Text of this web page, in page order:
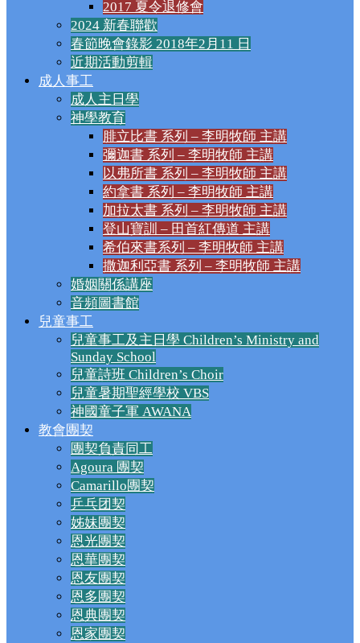
2017 夏令退修會
2024 新春聯歡
春節晚會錄影 2018年2月11 日
近期活動剪輯
成人事工
成人主日學
神學教育
腓立比書 系列 – 李明牧師 主講
彌迦書 系列 – 李明牧師 主講
以弗所書 系列 – 李明牧師 主講
約拿書 系列 – 李明牧師 主講
加拉太書 系列 – 李明牧師 主講
登山寶訓 – 田首紅傳道 主講
希伯來書系列 – 李明牧師 主講
撒迦利亞書 系列 – 李明牧師 主講
婚姻關係講座
音頻圖書館
兒童事工
兒童事工及主日學 Children’s Ministry and
Sunday School
兒童詩班 Children’s Choir
兒童暑期聖經學校 VBS
神國童子軍 AWANA
教會團契
團契負責同工
Agoura 團契
Camarillo團契
乒乓团契
姊妹團契
恩光團契
恩華團契
恩友團契
恩多團契
恩典團契
恩家團契